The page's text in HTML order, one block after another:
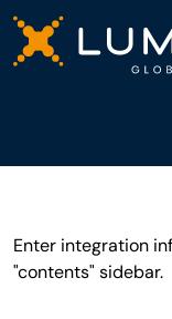
Enter integration
"contents" sidebar.